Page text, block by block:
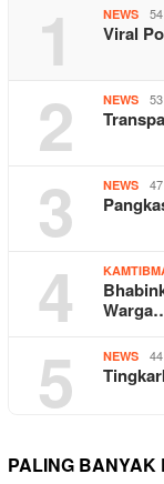
1 NEWS
Viral
2 NEWS
3 NEWS
4
5 NEWS
PALING BANYAK